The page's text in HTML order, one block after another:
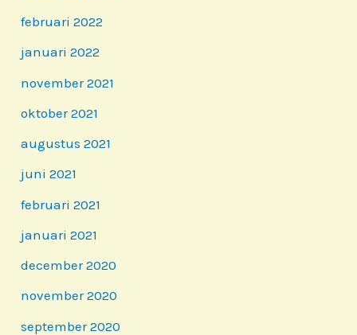
februari 2022
januari 2022
november 2021
oktober 2021
augustus 2021
juni 2021
februari 2021
januari 2021
december 2020
november 2020
september 2020